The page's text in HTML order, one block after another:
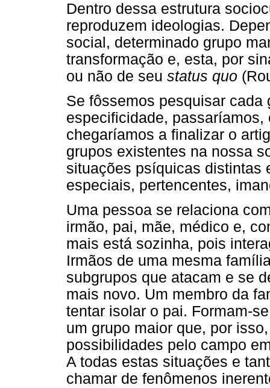
Dentro dessa estrutura
reproduzem ideologias.
social, determinado grupo
transformação e, esta, por
ou não de seu status quo
Se fôssemos pesquisar cada
especificidade,
chegaríamos a finalizar o
grupos existentes na nossa
situações psíquicas distintas
especiais, pertencentes,
Uma pessoa se relaciona
irmão, pai, mãe, médico e,
mais está sozinha, pois
Irmãos de uma mesma
subgrupos que atacam e se
mais novo. Um membro da
tentar isolar o pai. Formam-
um grupo maior que, por
possibilidades pelo campo
A todas estas situações e
chamar de fenômenos